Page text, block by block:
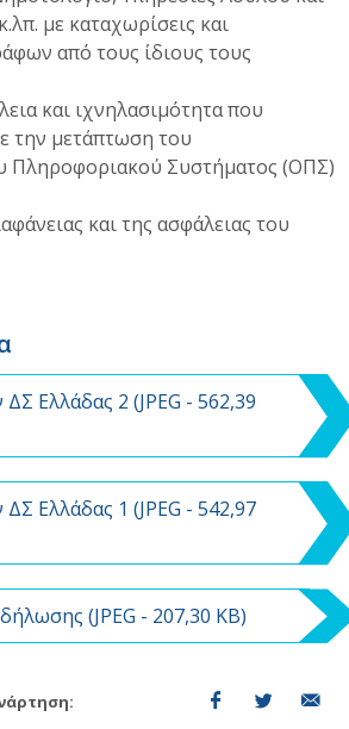
με καταχωρίσεις και
από τους ίδιους τους
και ιχνηλασιμότητα που
την μετάπτωση του
Πληροφοριακού Συστήματος (ΟΠΣ)
και της ασφάλειας του
Ελλάδας 2 (JPEG - 562,39
Ελλάδας 1 (JPEG - 542,97
(JPEG - 207,30 KB)